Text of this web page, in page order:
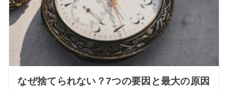
なぜ捨てられない？7つの要因と最大の原因